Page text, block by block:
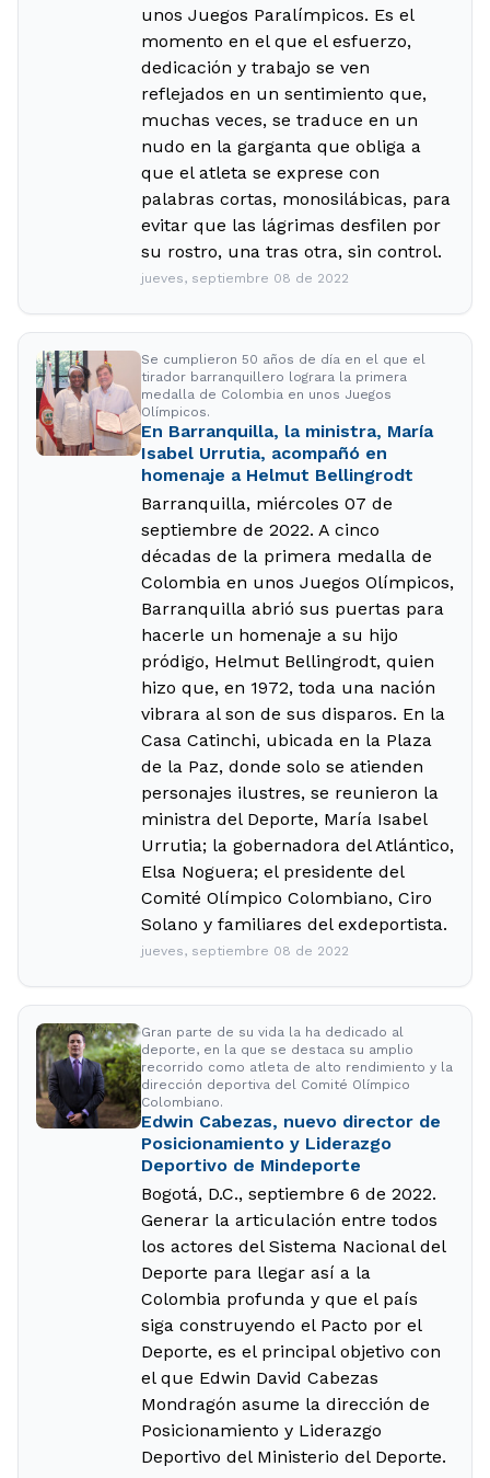
unos Juegos Paralímpicos. Es el
momento en el que el esfuerzo,
dedicación y trabajo se ven
reflejados en un sentimiento que,
muchas veces, se traduce en un
nudo en la garganta que obliga a
que el atleta se exprese con
palabras cortas, monosilábicas, para
evitar que las lágrimas desfilen por
su rostro, una tras otra, sin control.
jueves, septiembre 08 de 2022
Se cumplieron 50 años de día en el que el
tirador barranquillero lograra la primera
medalla de Colombia en unos Juegos
Olímpicos.
En Barranquilla, la ministra, María
Isabel Urrutia, acompañó en
homenaje a Helmut Bellingrodt
Barranquilla, miércoles 07 de
septiembre de 2022. A cinco
décadas de la primera medalla de
Colombia en unos Juegos Olímpicos,
Barranquilla abrió sus puertas para
hacerle un homenaje a su hijo
pródigo, Helmut Bellingrodt, quien
hizo que, en 1972, toda una nación
vibrara al son de sus disparos. En la
Casa Catinchi, ubicada en la Plaza
de la Paz, donde solo se atienden
personajes ilustres, se reunieron la
ministra del Deporte, María Isabel
Urrutia; la gobernadora del Atlántico,
Elsa Noguera; el presidente del
Comité Olímpico Colombiano, Ciro
Solano y familiares del exdeportista.
jueves, septiembre 08 de 2022
Gran parte de su vida la ha dedicado al
deporte, en la que se destaca su amplio
recorrido como atleta de alto rendimiento y la
dirección deportiva del Comité Olímpico
Colombiano.
Edwin Cabezas, nuevo director de
Posicionamiento y Liderazgo
Deportivo de Mindeporte
Bogotá, D.C., septiembre 6 de 2022.
Generar la articulación entre todos
los actores del Sistema Nacional del
Deporte para llegar así a la
Colombia profunda y que el país
siga construyendo el Pacto por el
Deporte, es el principal objetivo con
el que Edwin David Cabezas
Mondragón asume la dirección de
Posicionamiento y Liderazgo
Deportivo del Ministerio del Deporte.